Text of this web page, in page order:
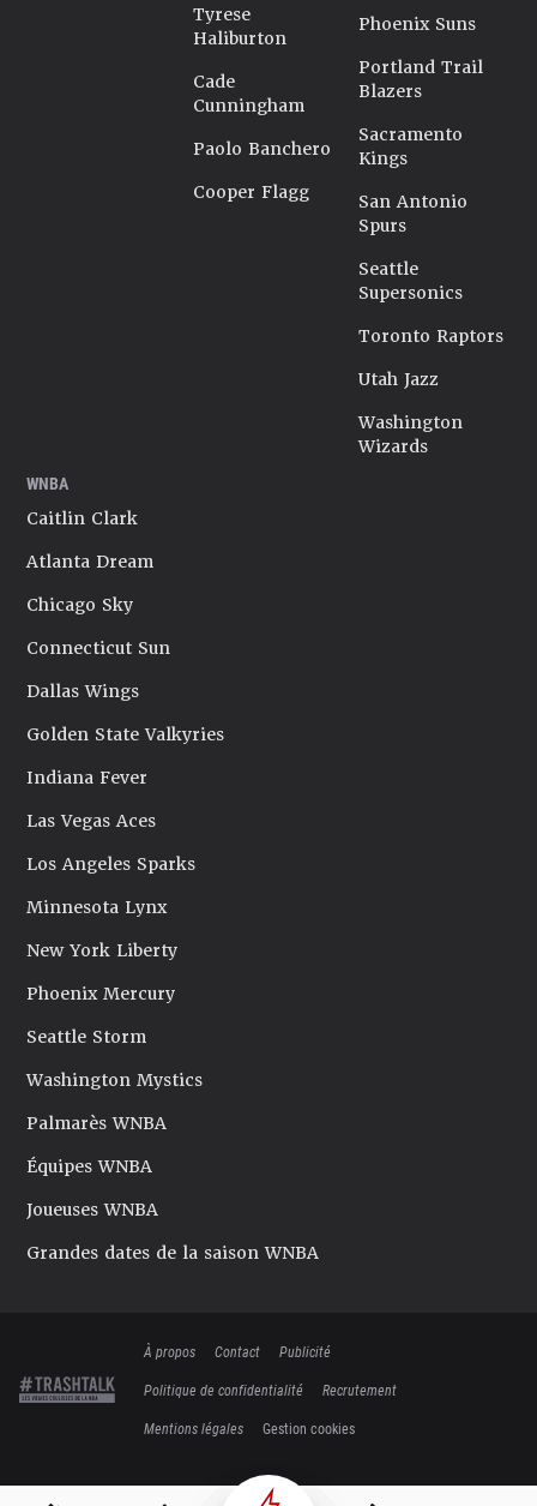
Tyrese
Haliburton
Cade
Cunningham
Paolo Banchero
Cooper Flagg
Phoenix Suns
Portland Trail
Blazers
Sacramento
Kings
San Antonio
Spurs
Seattle
Supersonics
Toronto Raptors
Utah Jazz
Washington
Wizards
WNBA
Caitlin Clark
Atlanta Dream
Chicago Sky
Connecticut Sun
Dallas Wings
Golden State Valkyries
Indiana Fever
Las Vegas Aces
Los Angeles Sparks
Minnesota Lynx
New York Liberty
Phoenix Mercury
Seattle Storm
Washington Mystics
Palmarès WNBA
Équipes WNBA
Joueuses WNBA
Grandes dates de la saison WNBA
À propos Contact
Publicité
Politique de confidentialité
Recrutement
Mentions légales
Gestion cookies